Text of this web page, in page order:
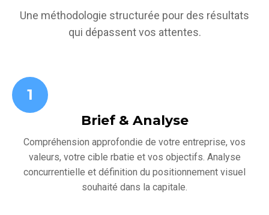
Une méthodologie structurée pour des résultats
qui dépassent vos attentes.
1
Brief & Analyse
Compréhension approfondie de votre entreprise, vos
valeurs, votre cible rbatie et vos objectifs. Analyse
concurrentielle et définition du positionnement visuel
souhaité dans la capitale.